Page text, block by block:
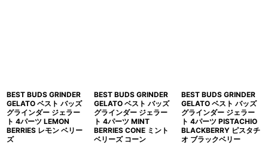
BEST BUDS GRINDER
GELATO ベスト バッズ
グラインダー ジェラー
ト 4パーツ LEMON
BERRIES レモン ベリー
ズ
BEST BUDS GRINDER
GELATO ベスト バッズ
グラインダー ジェラー
ト 4パーツ MINT
BERRIES CONE ミント
ベリーズ コーン
BEST BUDS GRINDER
GELATO ベスト バッズ
グラインダー ジェラー
ト 4パーツ PISTACHIO
BLACKBERRY ピスタチ
オ ブラックベリー